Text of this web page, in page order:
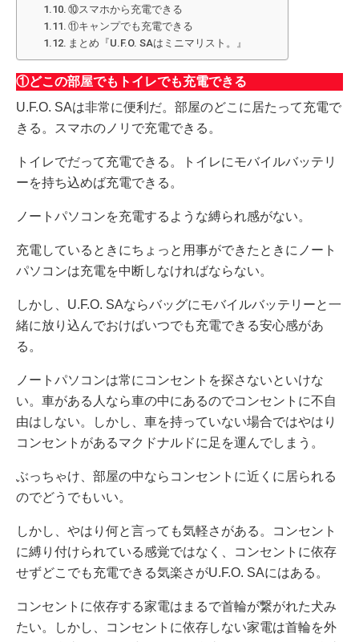
⑩スマホから充電できる
⑪キャンプでも充電できる
まとめ『U.F.O. SAはミニマリスト。』
①どこの部屋でもトイレでも充電できる
U.F.O. SAは非常に便利だ。部屋のどこに居たって充電で
きる。スマホのノリで充電できる。
トイレでだって充電できる。トイレにモバイルバッテリ
ーを持ち込めば充電できる。
ノートパソコンを充電するような縛られ感がない。
充電しているときにちょっと用事ができたときにノート
パソコンは充電を中断しなければならない。
しかし、U.F.O. SAならバッグにモバイルバッテリーと一
緒に放り込んでおけばいつでも充電できる安心感があ
る。
ノートパソコンは常にコンセントを探さないといけな
い。車がある人なら車の中にあるのでコンセントに不自
由はしない。しかし、車を持っていない場合ではやはり
コンセントがあるマクドナルドに足を運んでしまう。
ぶっちゃけ、部屋の中ならコンセントに近くに居られる
のでどうでもいい。
しかし、やはり何と言っても気軽さがある。コンセント
に縛り付けられている感覚ではなく、コンセントに依存
せずどこでも充電できる気楽さがU.F.O. SAにはある。
コンセントに依存する家電はまるで首輪が繋がれた犬み
たい。しかし、コンセントに依存しない家電は首輪を外